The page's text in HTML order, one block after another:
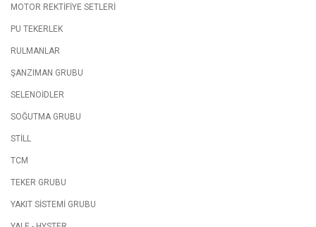
MOTOR REKTİFİYE SETLERİ
PU TEKERLEK
RULMANLAR
ŞANZIMAN GRUBU
SELENOİDLER
SOĞUTMA GRUBU
STİLL
TCM
TEKER GRUBU
YAKIT SİSTEMİ GRUBU